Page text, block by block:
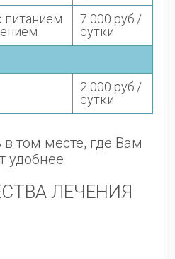
питанием
7 000 руб./
сутки
2 000 руб./
сутки
том месте, где Вам
удобнее
ЛЕЧЕНИЯ